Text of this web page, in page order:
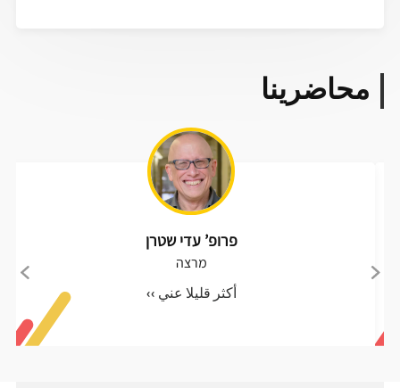
محاضرينا
פרופ’ עדי שטרן
מרצה
أكثر قليلا عني ››